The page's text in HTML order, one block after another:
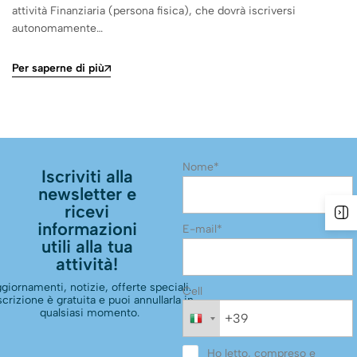
attività Finanziaria (persona fisica), che dovrà iscriversi
autonomamente…
Per saperne di più
Iscriviti alla
newsletter e
ricevi
informazioni
utili alla tua
attività!
notizie, offerte speciali.
è gratuita e puoi annullarla in
qualsiasi momento.
Nome*
E-mail*
Cell
Ho letto, compreso e